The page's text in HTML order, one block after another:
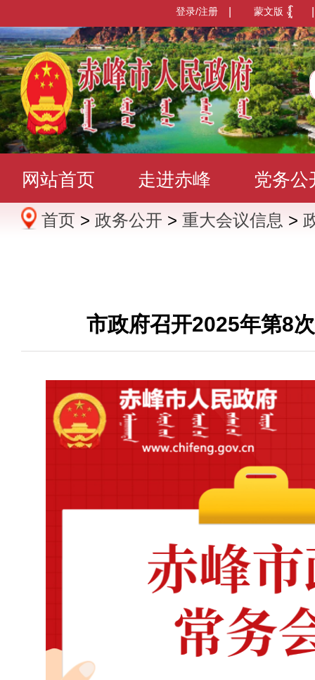
蒙文版
登录/注册
网站首页 走进赤峰 党务公
办事服务 政民互动 数据发
首页 > 政务公开 > 重大会议信息 >
市政府召开2025年第8